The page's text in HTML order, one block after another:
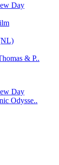
Day
& P..
Day
Odysse..